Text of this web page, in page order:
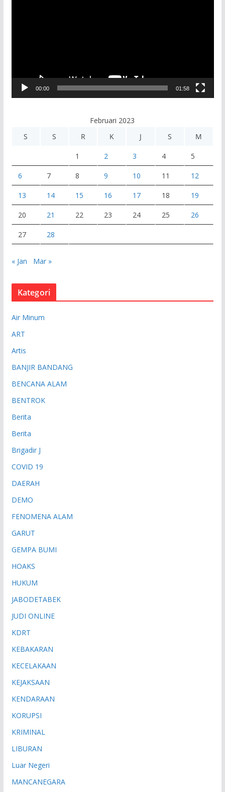
V
00:00 01:58
Februari 2023
S
S R K J S M
1 2 3 4 5
6 7 8 9 10 11 12
13 14 15 16 17 18 19
20 21 22 23 24 25 26
27 28
« Jan Mar »
Kategori
Air Minum
ART
Artis
BANJIR BANDANG
BENCANA ALAM
BENTROK
Berita
Berita
Brigadir J
COVID 19
DAERAH
DEMO
FENOMENA ALAM
GARUT
GEMPA BUMI
HOAKS
HUKUM
JABODETABEK
JUDI ONLINE
KDRT
KEBAKARAN
KECELAKAAN
KEJAKSAAN
KENDARAAN
KORUPSI
KRIMINAL
LIBURAN
Luar Negeri
MANCANEGARA